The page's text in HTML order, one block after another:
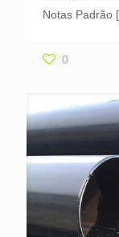
Notas Padrão
0